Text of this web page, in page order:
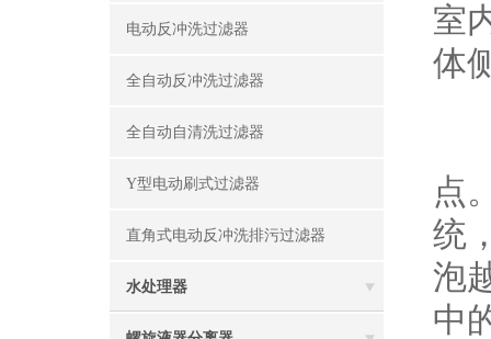
电动反冲洗过滤器
全自动反冲洗过滤器
全自动自清洗过滤器
Y型电动刷式过滤器
直角式电动反冲洗排污过滤器
水处理器
室
体
点
统
泡
中